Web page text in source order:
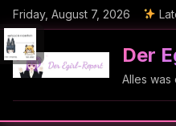
Friday, August 7, 2026
Der
Alles was